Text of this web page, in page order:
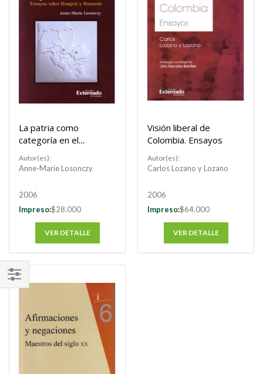
La patria como
categoría en el
postcomunismo.
Ensayos sobre
Autor(es):
Anne-Marie Losonczy
2006
Impreso:$28.000
VER DETALLE
Visión liberal de
Colombia. Ensayos
Autor(es):
Carlos Lozano y Lozano
2006
Impreso:$64.000
VER DETALLE
FILTRAR